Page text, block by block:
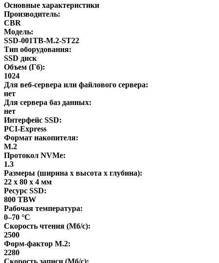
Основные характеристики
Производитель:
CBR
Модель:
SSD-001TB-M.2-ST22
Тип оборудования:
SSD диск
Объем (Гб):
1024
Для веб-сервера или файлового сервера:
нет
Для сервера баз данных:
нет
Интерфейс SSD:
PCI-Express
Формат накопителя:
M.2
Протокол NVMe:
1.3
Размеры (ширина x высота x глубина):
22 х 80 х 4 мм
Ресурс SSD:
800 TBW
Рабочая температура:
0–70 °С
Скорость чтения (Мб/с):
2500
Форм-фактор M.2:
2280
Скорость записи (Мб/с):